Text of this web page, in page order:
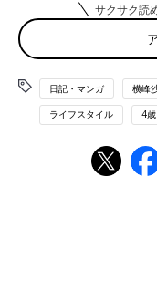
「されては困ることを
うまいこと自分たちの
利益になる方向へ持っ
サクサク読
日記・マンガ 横峰
ライフスタイル 4歳